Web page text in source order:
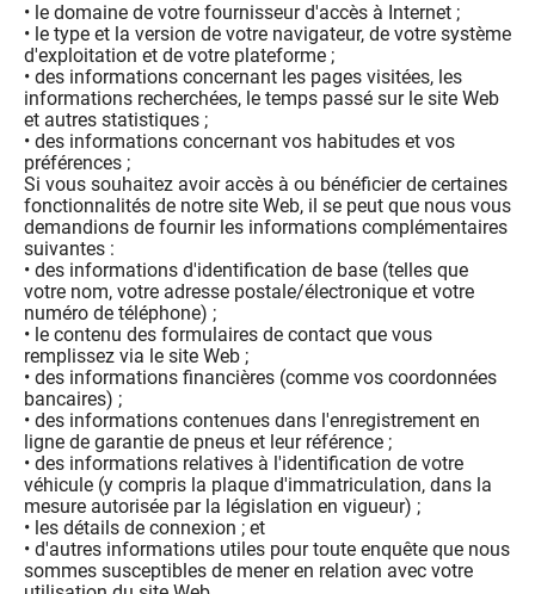
• le domaine de votre fournisseur d'accès à Internet ;
• le type et la version de votre navigateur, de votre système
d'exploitation et de votre plateforme ;
• des informations concernant les pages visitées, les
informations recherchées, le temps passé sur le site Web
et autres statistiques ;
• des informations concernant vos habitudes et vos
préférences ;
Si vous souhaitez avoir accès à ou bénéficier de certaines
fonctionnalités de notre site Web, il se peut que nous vous
demandions de fournir les informations complémentaires
suivantes :
• des informations d'identification de base (telles que
votre nom, votre adresse postale/électronique et votre
numéro de téléphone) ;
• le contenu des formulaires de contact que vous
remplissez via le site Web ;
• des informations financières (comme vos coordonnées
bancaires) ;
• des informations contenues dans l'enregistrement en
ligne de garantie de pneus et leur référence ;
• des informations relatives à l'identification de votre
véhicule (y compris la plaque d'immatriculation, dans la
mesure autorisée par la législation en vigueur) ;
• les détails de connexion ; et
• d'autres informations utiles pour toute enquête que nous
sommes susceptibles de mener en relation avec votre